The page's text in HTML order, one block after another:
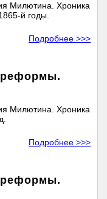
Милютина. Хроника
й годы.
Подробнее >>>
реформы.
Милютина. Хроника
Подробнее >>>
реформы.